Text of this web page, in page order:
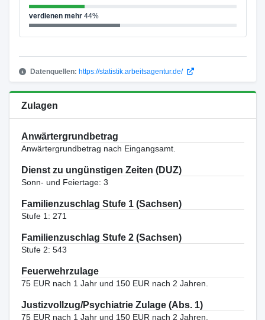
verdienen mehr44%
Datenquellen: https://statistik.arbeitsagentur.de/
Zulagen
Anwärtergrundbetrag
Anwärtergrundbetrag nach Eingangsamt.
Dienst zu ungünstigen Zeiten (DUZ)
Sonn- und Feiertage: 3
Familienzuschlag Stufe 1 (Sachsen)
Stufe 1: 271
Familienzuschlag Stufe 2 (Sachsen)
Stufe 2: 543
Feuerwehrzulage
75 EUR nach 1 Jahr und 150 EUR nach 2 Jahren.
Justizvollzug/Psychiatrie Zulage (Abs. 1)
75 EUR nach 1 Jahr und 150 EUR nach 2 Jahren.